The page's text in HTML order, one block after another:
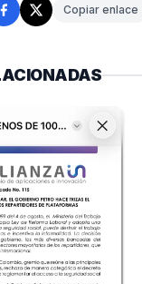
Copiar enlace